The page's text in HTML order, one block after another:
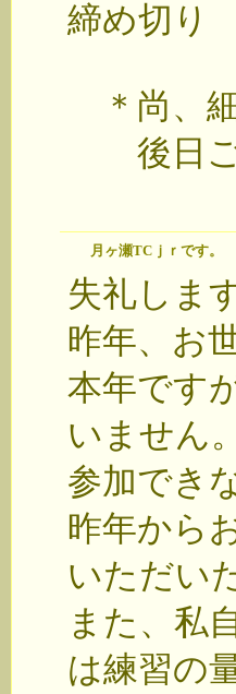
締め切
＊尚、
後日ご
月ヶ瀬TCｊｒです。
失礼します
昨年、お
本年です
いません。
参加でき
昨年から
いただい
また、私
は練習の